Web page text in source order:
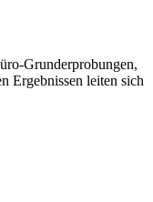
Grunderprobungen,
Ergebnissen leiten sich